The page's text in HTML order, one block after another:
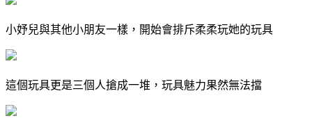
小妤兒與其他小朋友一樣，開始會排斥柔柔玩她的玩具
這個玩具更是三個人搶成一堆，玩具魅力果然無法擋